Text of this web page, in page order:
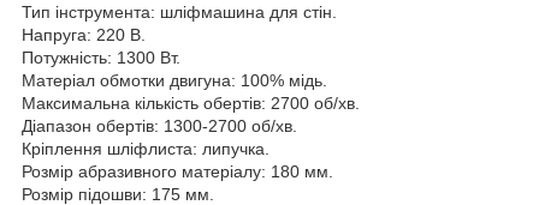
Тип інструмента: шліфмашина для стін.
Напруга: 220 В.
Потужність: 1300 Вт.
Матеріал обмотки двигуна: 100% мідь.
Максимальна кількість обертів: 2700 об/хв.
Діапазон обертів: 1300-2700 об/хв.
Кріплення шліфлиста: липучка.
Розмір абразивного матеріалу: 180 мм.
Розмір підошви: 175 мм.